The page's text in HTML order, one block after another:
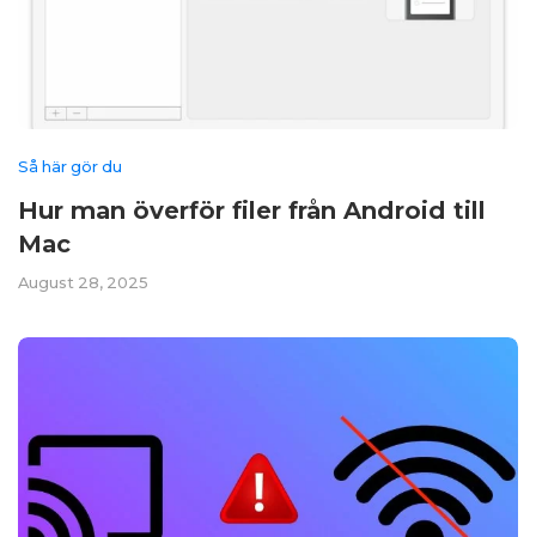
Så här gör du
Hur man överför filer från Android till
Mac
August 28, 2025